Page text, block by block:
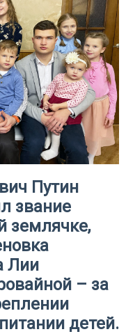
Путин
звание
землячке,
Лии
– за
детей.